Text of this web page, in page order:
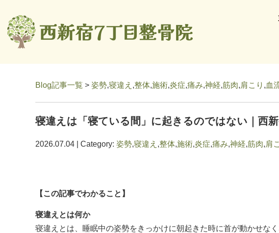
Blog記事一覧 > 姿勢,寝違え ,整体,施術,炎症,痛み,神経,筋肉,肩こり ,血
寝違えは「寝ている間」に起きるのではない｜西
2026.07.04 | Category: 姿勢,寝違え ,整体,施術,炎症,痛み,神経,筋肉,肩
【この記事でわかること】
寝違えとは何か
寝違えとは、睡眠中の姿勢をきっかけに朝起きた時に首が動かせな